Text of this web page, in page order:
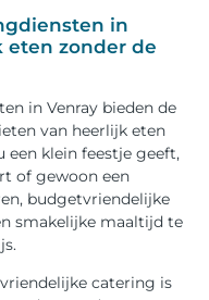
in
eten zonder de
in Venray bieden de
van heerlijk eten
een klein feestje geeft,
of gewoon een
budgetvriendelijke
smakelijke maaltijd te
catering is